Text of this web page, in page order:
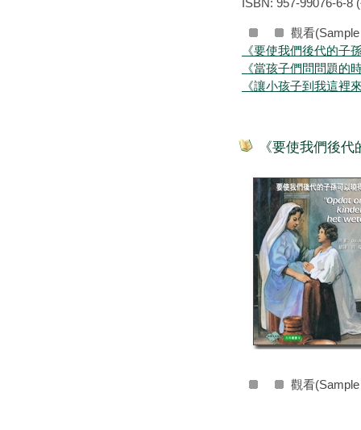
ISBN: 957-99076-6-8
觀看
《要使我們後代的子
《當孩子們問問題的
《讓小孩子到我這裡
《要使我們後
觀看